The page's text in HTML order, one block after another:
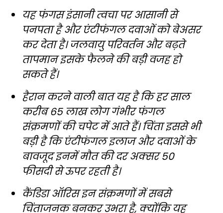
यह फंगस इंसानी त्वचा पर आसानी से
पनपता है और एंटीफंगल दवाओं को बेअसर
कर देता है। जलवायु परिवर्तन और बढ़ते
तापमान इसके फैलने की बड़ी वजह हो
सकते हैं।
हैरान करने वाली बात यह है कि हर साल
करीब 65 लाख लोग गंभीर फंगल
संक्रमणों की चपेट में आते हैं। चिंता इससे भी
बड़ी है कि एंटीफंगल इलाज और दवाओं के
बावजूद इनमें मौत की दर अक्सर 50
फीसदी से ऊपर रहती है।
कैंडिडा ऑरिस इन संक्रमणों में सबसे
चिंताजनक बनकर उभरा है, क्योंकि यह